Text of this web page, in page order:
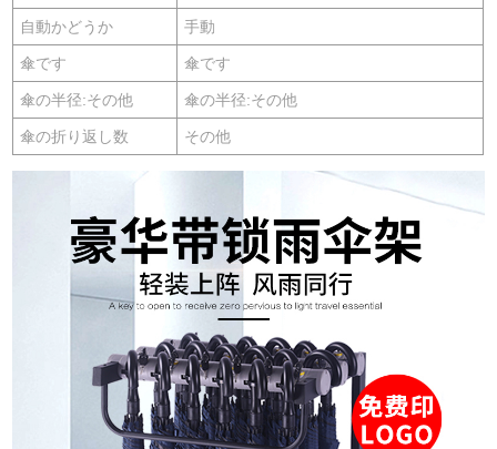
自動かどうか 手動
傘です 傘です
傘の半径:その他 傘の半径:その他
傘の折り返し数 その他